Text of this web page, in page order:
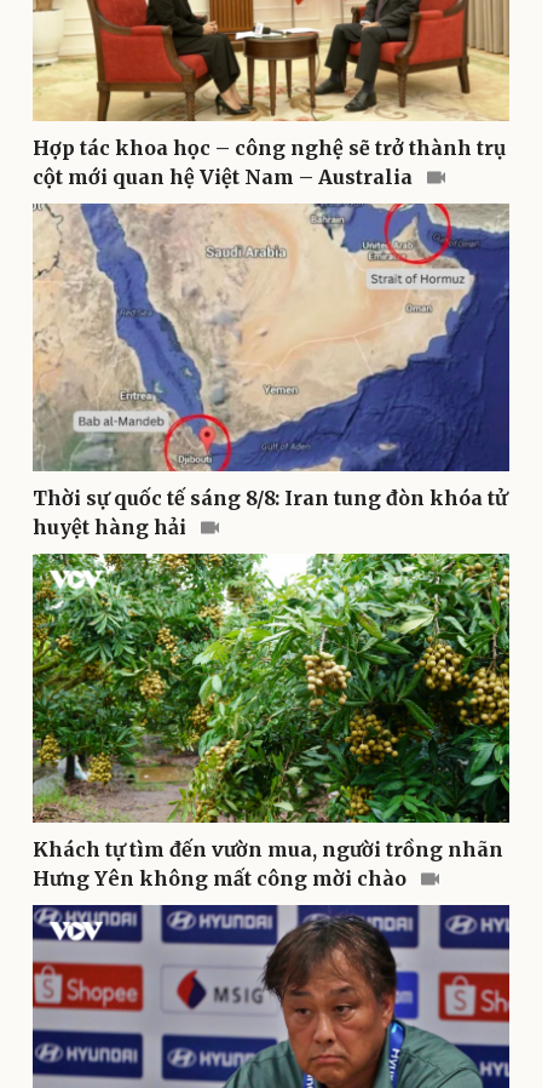
Thể thao
Bóng đá
Lịch thi đấu bóng đá
Thế giới thể thao
eSports
Hậu trường
Ô tô - Xe máy
Ô tô
Xe máy
Tư vấn
Doanh nghiệp
Thông tin doanh nghiệp
Doanh nghiệp 24h
Doanh nhân
Vì cộng đồng
Công nghệ
Sành điệu
Tin Công nghệ
Trải nghiệm
Chuyển đổi số
Dinh dưỡng - món ngon
Cây thuốc
Đời sống
Nhà đẹp
Blog
Hợp tác khoa học – công nghệ sẽ trở thành trụ
cột mới quan hệ Việt Nam – Australia
Thời sự quốc tế sáng 8/8: Iran tung đòn khóa tử
huyệt hàng hải
Khách tự tìm đến vườn mua, người trồng nhãn
Hưng Yên không mất công mời chào